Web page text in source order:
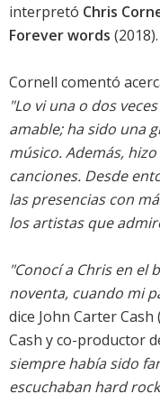
interpretó Chris
Forever words (2018).
Cornell comentó
"Lo vi una o dos
amable; ha sido una
músico. Además,
canciones. Desde
las presencias con
los artistas que
"Conocí a Chris en el
noventa, cuando mi
dice John Carter
Cash y co-productor
siempre había sido
escuchaban hard